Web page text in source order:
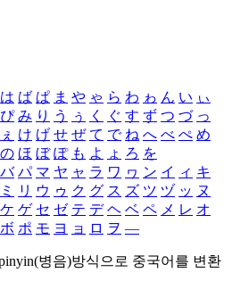
は ば ぱ ま や ゃ ら わ ゎ ん い ぃ
ぴ み り う ぅ く ぐ す ず つ づ っ
ぇ け げ せ ぜ て で ね へ べ ぺ め
の ほ ぼ ぽ も よ ょ ろ を
バ パ マ ヤ ャ ラ ワ ヮ ン イ ィ キ
ミ リ ウ ゥ ク グ ス ズ ツ ヅ ッ ヌ
ケ ゲ セ ゼ テ デ ヘ ベ ペ メ レ オ
ボ ポ モ ヨ ョ ロ ヲ ―
병음)방식으로 중국어를 변환